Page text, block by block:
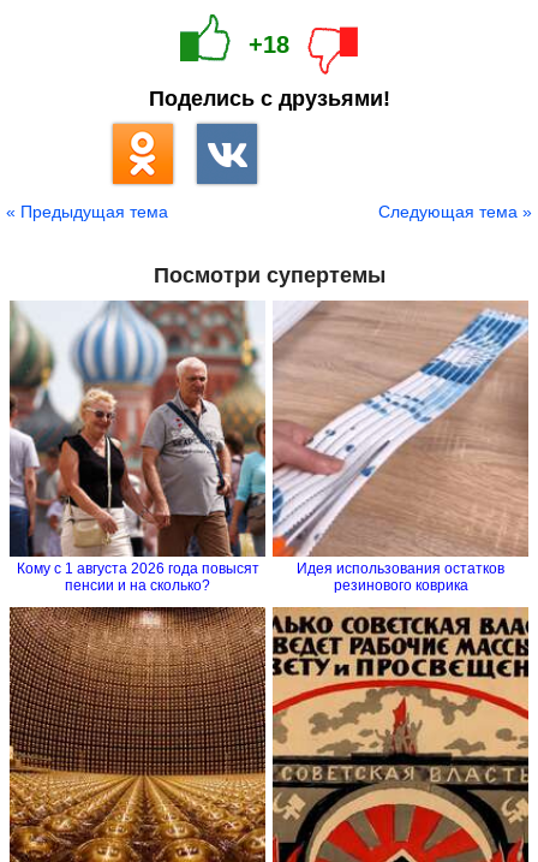
+18
Поделись с друзьями!
« Предыдущая тема Следующая тема »
Посмотри супертемы
Кому с 1 августа 2026 года повысят
пенсии и на сколько?
Идея использования остатков
резинового коврика